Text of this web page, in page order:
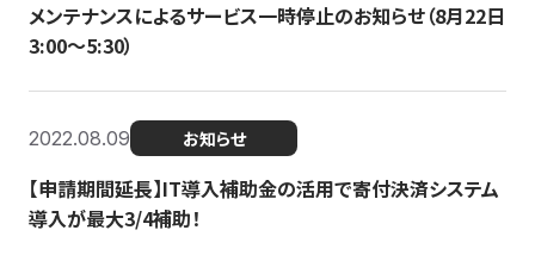
メンテナンスによるサービス一時停止のお知らせ（8月22日
3:00〜5:30）
2022.08.09 お知らせ
【申請期間延長】IT導入補助金の活用で寄付決済システム
導入が最大3/4補助！